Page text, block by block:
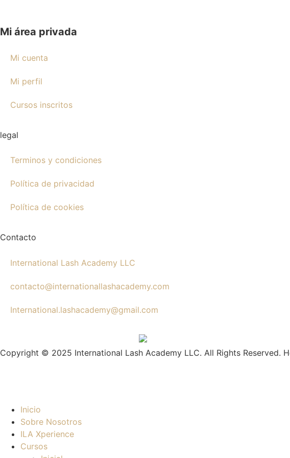
Mi área privada
Mi cuenta
Mi perfil
Cursos inscritos
legal
Terminos y condiciones
Política de privacidad
Política de cookies
Contacto
International Lash Academy LLC
contacto@internationallashacademy.com
International.lashacademy@gmail.com
Copyright © 2025 International Lash Academy LLC. All Rights Reserved.
Inicio
Sobre Nosotros
ILA Xperience
Cursos